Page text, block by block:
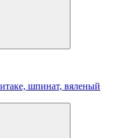
шпинат, вяленый